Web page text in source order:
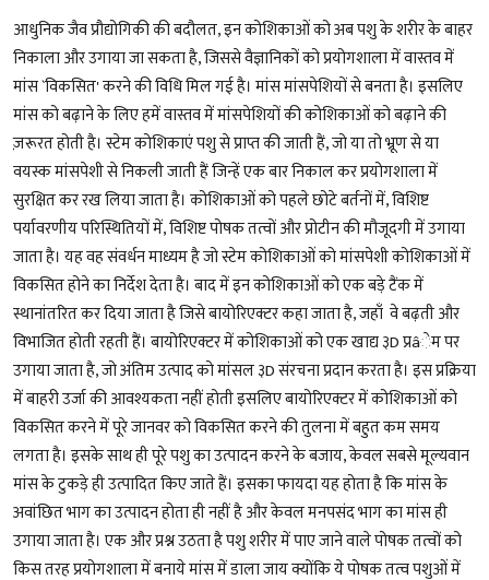
आधुनिक जैव प्रौद्योगिकी की बदौलत, इन कोशिकाओं को अब पशु के शरीर के बाहर
निकाला और उगाया जा सकता है, जिससे वैज्ञानिकों को प्रयोगशाला में वास्तव में
मांस `विकसित' करने की विधि मिल गई है। मांस मांसपेशियों से बनता है। इसलिए
मांस को बढ़ाने के लिए हमें वास्तव में मांसपेशियों की कोशिकाओं को बढ़ाने की
ज़रूरत होती है। स्टेम कोशिकाएं पशु से प्राप्त की जाती हैं, जो या तो भ्रूण से या
वयस्क मांसपेशी से निकली जाती हैं जिन्हें एक बार निकाल कर प्रयोगशाला में
सुरक्षित कर रख लिया जाता है। कोशिकाओं को पहले छोटे बर्तनों में, विशिष्ट
पर्यावरणीय परिस्थितियों में, विशिष्ट पोषक तत्वों और प्रोटीन की मौजूदगी में उगाया
जाता है। यह वह संवर्धन माध्यम है जो स्टेम कोशिकाओं को मांसपेशी कोशिकाओं में
विकसित होने का निर्देश देता है। बाद में इन कोशिकाओं को एक बड़े टैंक में
स्थानांतरित कर दिया जाता है जिसे बायोरिएक्टर कहा जाता है, जहाँ वे बढ़ती और
विभाजित होती रहती हैं। बायोरिएक्टर में कोशिकाओं को एक खाद्य ३D प्रâेम पर
उगाया जाता है, जो अंतिम उत्पाद को मांसल ३D संरचना प्रदान करता है। इस प्रक्रिया
में बाहरी उर्जा की आवश्यकता नहीं होती इसलिए बायोरिएक्टर में कोशिकाओं को
विकसित करने में पूरे जानवर को विकसित करने की तुलना में बहुत कम समय
लगता है। इसके साथ ही पूरे पशु का उत्पादन करने के बजाय, केवल सबसे मूल्यवान
मांस के टुकड़े ही उत्पादित किए जाते हैं। इसका फायदा यह होता है कि मांस के
अवांछित भाग का उत्पादन होता ही नहीं है और केवल मनपसंद भाग का मांस ही
उगाया जाता है। एक और प्रश्न उठता है पशु शरीर में पाए जाने वाले पोषक तत्वों को
किस तरह प्रयोगशाला में बनाये मांस में डाला जाय क्योंकि ये पोषक तत्व पशुओं में